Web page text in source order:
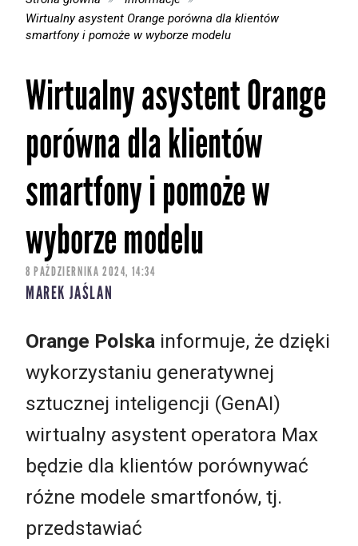
Wirtualny asystent Orange porówna dla klientów
smartfony i pomoże w wyborze modelu
Wirtualny asystent Orange
porówna dla klientów
smartfony i pomoże w
wyborze modelu
8 PAŹDZIERNIKA 2024, 14:34
MAREK JAŚLAN
Orange Polska informuje, że dzięki
wykorzystaniu generatywnej
sztucznej inteligencji (GenAI)
wirtualny asystent operatora Max
będzie dla klientów porównywać
różne modele smartfonów, tj.
przedstawiać